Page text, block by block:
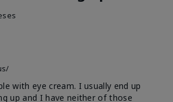
with eye cream. I usually end up
up and I have neither of those